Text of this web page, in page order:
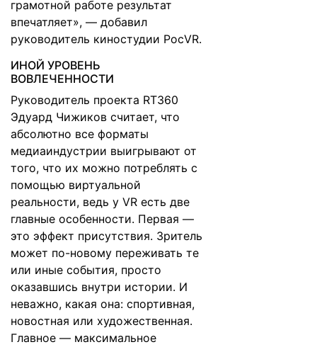
грамотной работе результат
впечатляет», — добавил
руководитель киностудии РосVR.
ИНОЙ УРОВЕНЬ
ВОВЛЕЧЕННОСТИ
Руководитель проекта RT360
Эдуард Чижиков считает, что
абсолютно все форматы
медиаиндустрии выигрывают от
того, что их можно потреблять с
помощью виртуальной
реальности, ведь у VR есть две
главные особенности. Первая —
это эффект присутствия. Зритель
может по-новому переживать те
или иные события, просто
оказавшись внутри истории. И
неважно, какая она: спортивная,
новостная или художественная.
Главное — максимальное